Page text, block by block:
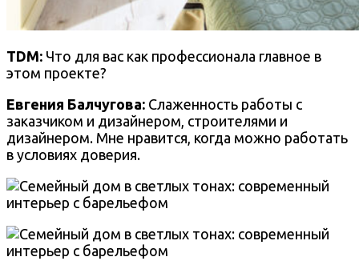
TDM: Что для вас как профессионала главное в
этом проекте?
Евгения Балчугова: Слаженность работы с
заказчиком и дизайнером, строителями и
дизайнером. Мне нравится, когда можно работать
в условиях доверия.